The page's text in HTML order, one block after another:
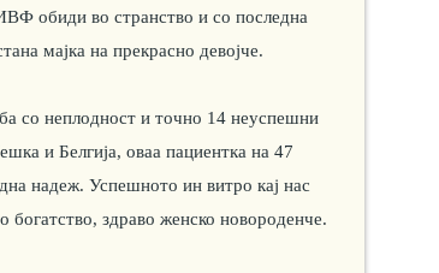
обиди во странство и со последна
мајка на прекрасно девојче.
со неплодност и точно 14 неуспешни
и Белгија, оваа пациентка на 47
надеж. Успешното ин витро кај нас
богатство, здраво женско новороденче.